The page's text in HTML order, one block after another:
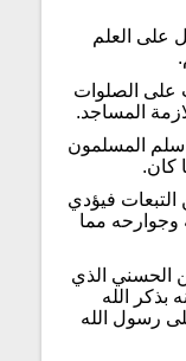
على العلم
على الصلوات
المساجد.
المسلمون
كان.
فيؤدي
مما
الحسني الذي
الله
رسول الله